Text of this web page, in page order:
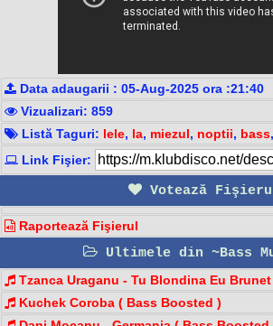
Data adaugarii : 05-Aug-2025 ora :21:40
Vizualizari: 859
Listă Taguri: lele, la, miezul, noptii, bass,
Link Fişier:
Votează
Raportează Fişierul
Ultimele din ~Bass
Tzanca Uraganu - Tu Blondina Eu
Kuchek Coroba ( Bass Boosted )